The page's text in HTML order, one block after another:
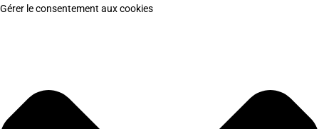
Gérer le consentement aux cookies